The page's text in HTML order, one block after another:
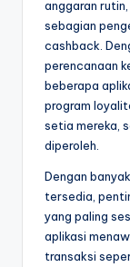
anggaran
sebagian
cashback.
perencanaan
beberapa
program
setia mereka,
diperoleh.
Dengan
tersedia,
yang paling
aplikasi
transaksi